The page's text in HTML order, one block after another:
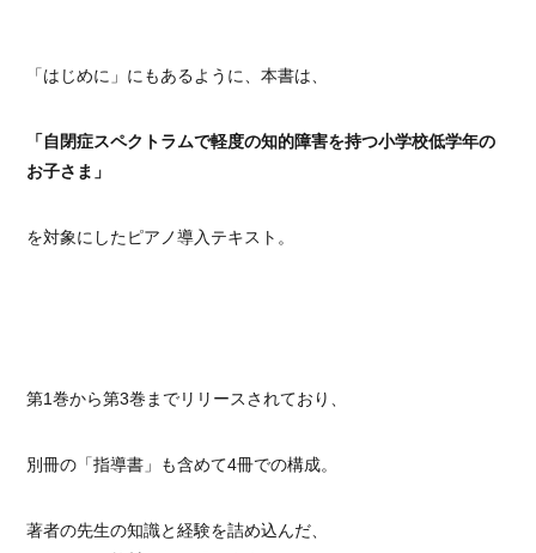
「はじめに」にもあるように、本書は、
「自閉症スペクトラムで軽度の知的障害を持つ小学校低学年の
お子さま」
を対象にしたピアノ導入テキスト。
第1巻から第3巻までリリースされており、
別冊の「指導書」も含めて4冊での構成。
著者の先生の知識と経験を詰め込んだ、